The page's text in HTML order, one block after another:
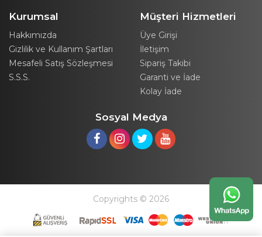
Kurumsal
Hakkımızda
Gizlilik ve Kullanım Şartları
Mesafeli Satış Sözleşmesi
S.S.S.
Müşteri Hizmetleri
Üye Girişi
İletişim
Sipariş Takibi
Garanti ve İade
Kolay İade
Sosyal Medya
Copyrights © 2026